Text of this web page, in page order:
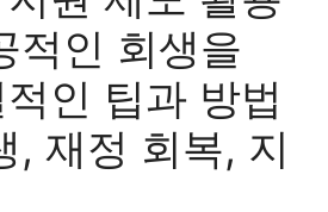
적인 회생을
인 팁과 방법
, 재정 회복, 지